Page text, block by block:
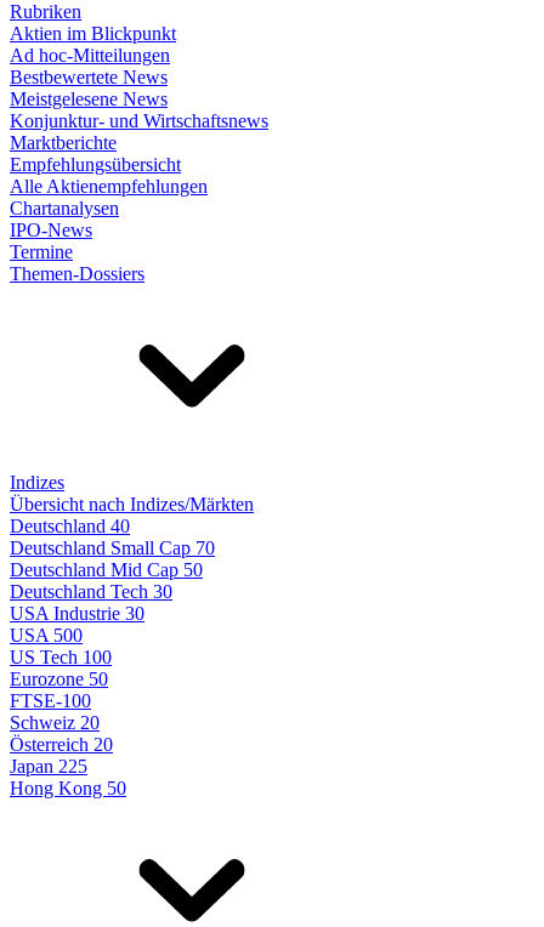
Rubriken
Aktien im Blickpunkt
Ad hoc-Mitteilungen
Bestbewertete News
Meistgelesene News
Konjunktur- und Wirtschaftsnews
Marktberichte
Empfehlungsübersicht
Alle Aktienempfehlungen
Chartanalysen
IPO-News
Termine
Themen-Dossiers
Indizes
Übersicht nach Indizes/Märkten
Deutschland 40
Deutschland Small Cap 70
Deutschland Mid Cap 50
Deutschland Tech 30
USA Industrie 30
USA 500
US Tech 100
Eurozone 50
FTSE-100
Schweiz 20
Österreich 20
Japan 225
Hong Kong 50